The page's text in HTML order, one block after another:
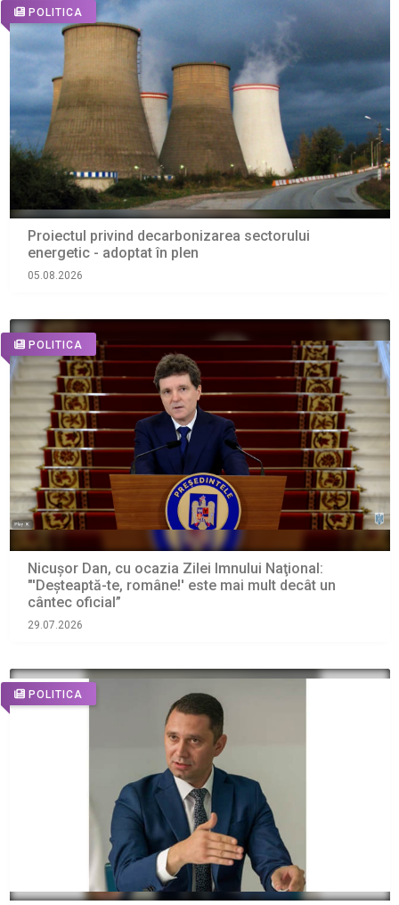
POLITICA
Proiectul privind decarbonizarea sectorului
energetic - adoptat în plen
05.08.2026
POLITICA
Nicușor Dan, cu ocazia Zilei Imnului Naţional:
"'Deşteaptă-te, române!' este mai mult decât un
cântec oficial”
29.07.2026
POLITICA